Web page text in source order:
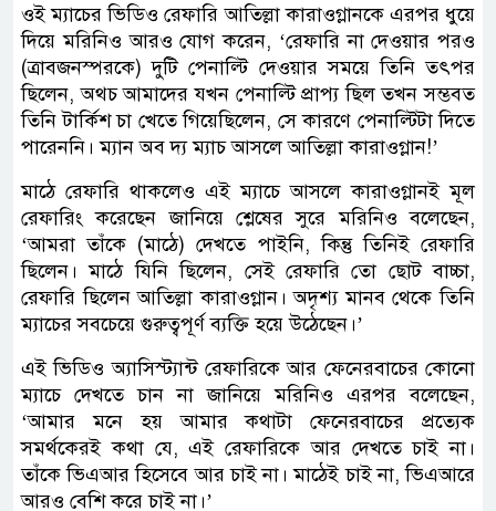
ওই ম্যাচের ভিডিও রেফারি আতিল্লা কারাওগ্লানকে এরপর ধুয়ে
দিয়ে মরিনিও আরও যোগ করেন, ‘রেফারি না দেওয়ার পরও
(ত্রাবজনস্পরকে) দুটি পেনাল্টি দেওয়ার সময়ে তিনি তৎপর
ছিলেন, অথচ আমাদের যখন পেনাল্টি প্রাপ্য ছিল তখন সম্ভবত
তিনি টার্কিশ চা খেতে গিয়েছিলেন, সে কারণে পেনাল্টিটা দিতে
পারেননি। ম্যান অব দ্য ম্যাচ আসলে আতিল্লা কারাওগ্লান!’
মাঠে রেফারি থাকলেও এই ম্যাচে আসলে কারাওগ্লানই মূল
রেফারিং করেছেন জানিয়ে শ্লেষের সুরে মরিনিও বলেছেন,
‘আমরা তাঁকে (মাঠে) দেখতে পাইনি, কিন্তু তিনিই রেফারি
ছিলেন। মাঠে যিনি ছিলেন, সেই রেফারি তো ছোট বাচ্চা,
রেফারি ছিলেন আতিল্লা কারাওগ্লান। অদৃশ্য মানব থেকে তিনি
ম্যাচের সবচেয়ে গুরুত্বপূর্ণ ব্যক্তি হয়ে উঠেছেন।’
এই ভিডিও অ্যাসিস্ট্যান্ট রেফারিকে আর ফেনেরবাচের কোনো
ম্যাচে দেখতে চান না জানিয়ে মরিনিও এরপর বলেছেন,
‘আমার মনে হয় আমার কথাটা ফেনেরবাচের প্রত্যেক
সমর্থকেরই কথা যে, এই রেফারিকে আর দেখতে চাই না।
তাঁকে ভিএআর হিসেবে আর চাই না। মাঠেই চাই না, ভিএআরে
আরও বেশি করে চাই না।’